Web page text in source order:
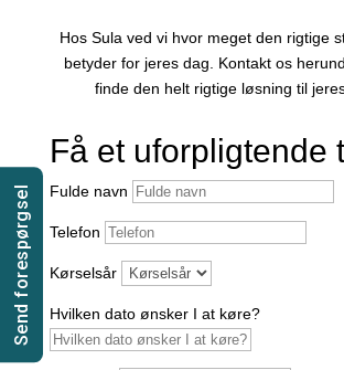
Hos Sula ved vi hvor meget den rigtige
betyder for jeres dag. Kontakt os
finde den helt rigtige løsning til
Få et uforpligtende
Fulde navn
Telefon
Kørselsår
Hvilken dato ønsker I at køre?
Send forespørgsel